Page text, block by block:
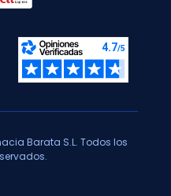
Barata S.L. Todos los